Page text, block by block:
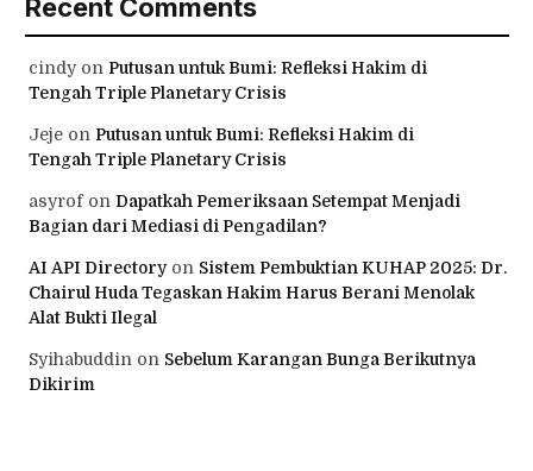
Recent Comments
cindyon Putusan untuk Bumi: Refleksi Hakim di
Tengah Triple Planetary Crisis
Jeje on Putusan untuk Bumi: Refleksi Hakim di
Tengah Triple Planetary Crisis
asyrofon Dapatkah Pemeriksaan Setempat Menjadi
Bagian dari Mediasi di Pengadilan?
AI API Directoryon Sistem Pembuktian KUHAP 2025: Dr.
Chairul Huda Tegaskan Hakim Harus Berani Menolak
Alat Bukti Ilegal
Syihabuddin on Sebelum Karangan Bunga Berikutnya
Dikirim